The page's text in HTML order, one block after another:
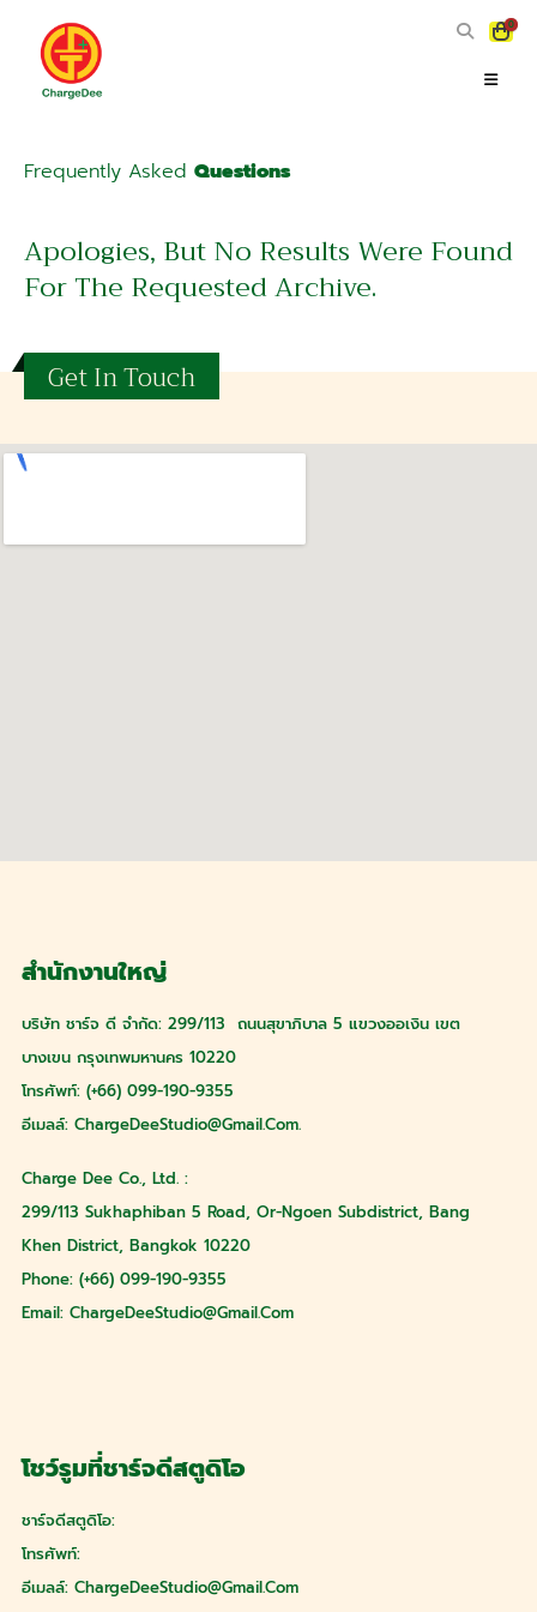
0
Frequently Asked Questions
Apologies, But No Results Were Found
For The Requested Archive.
Get In Touch
สำนักงานใหญ่
บริษัท ชาร์จ ดี จำกัด: 299/113 ถนนสุขาภิบาล 5 แขวงออเงิน เขต
บางเขน กรุงเทพมหานคร 10220
โทรศัพท์: (+66) 099-190-9355
อีเมลล์: ChargeDeeStudio@gmail.com.
Charge Dee Co., Ltd. :
299/113 Sukhaphiban 5 Road, Or-Ngoen Subdistrict, Bang
Khen District, Bangkok 10220
Phone: (+66) 099-190-9355
Email: ChargeDeeStudio@gmail.com
โชว์รูมที่ชาร์จดีสตูดิโอ
ชาร์จดีสตูดิโอ:
โทรศัพท์:
อีเมลล์: ChargeDeeStudio@gmail.com